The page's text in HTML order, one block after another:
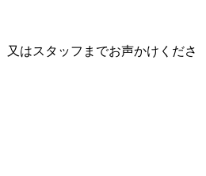
、又はスタッフまでお声かけくださ